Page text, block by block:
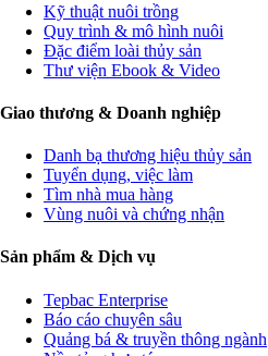
Kỹ thuật nuôi trồng
Quy trình & mô hình nuôi
Đặc điểm loài thủy sản
Thư viện Ebook & Video
Giao thương & Doanh nghiệp
Danh bạ thương hiệu thủy sản
Tuyển dụng, việc làm
Tìm nhà mua hàng
Vùng nuôi và chứng nhận
Sản phẩm & Dịch vụ
Tepbac Enterprise
Báo cáo chuyên sâu
Quảng bá & truyền thông ngành